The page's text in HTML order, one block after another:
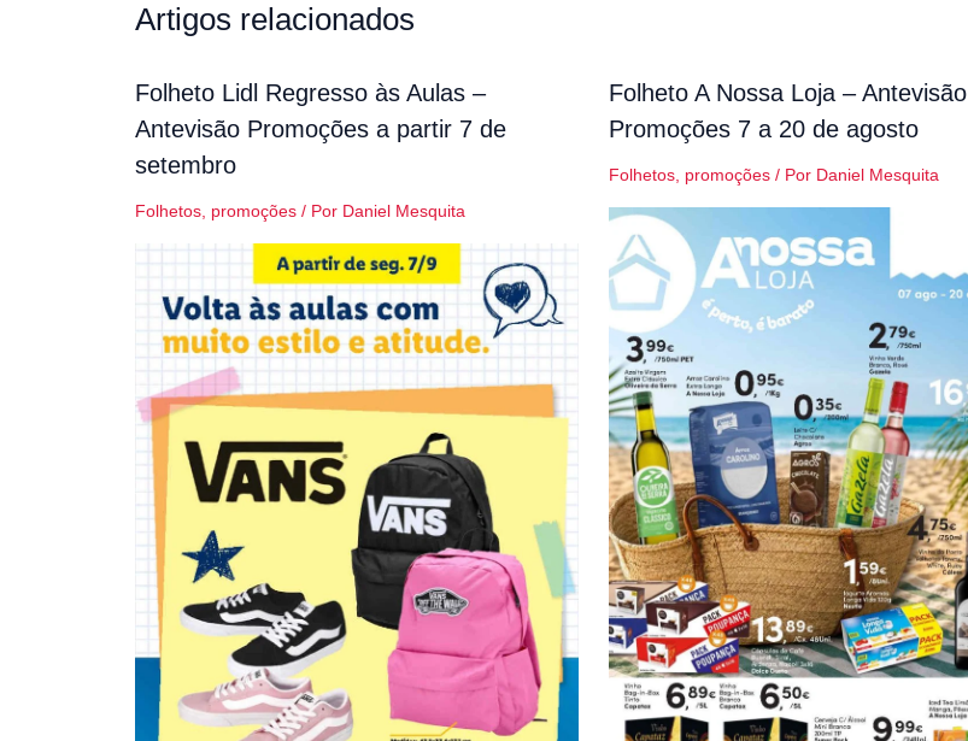
Artigos relacionados
Folheto Lidl Regresso às Aulas –
Antevisão Promoções a partir 7 de
setembro
Folhetos promoções / Por Daniel Mesquita
Folheto A Nossa Loja – Antevisão
Promoções 7 a 20 de agosto
Folhetos, promoções/ Por Daniel Mesquita